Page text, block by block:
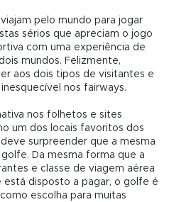
pelo mundo para jogar
sérios que apreciam o jogo
com uma experiência de
mundos. Felizmente,
aos dois tipos de visitantes e
nos fairways.
nos folhetos e sites
um dos locais favoritos dos
surpreender que a mesma
Da mesma forma que a
e classe de viagem aérea
disposto a pagar, o golfe é
escolha para muitas